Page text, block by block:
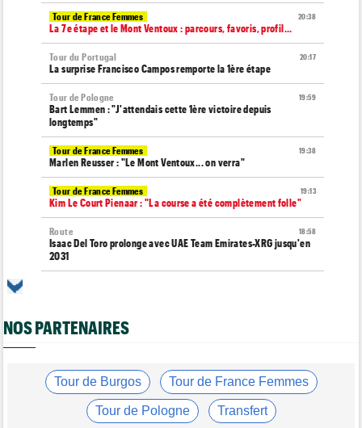
20:38
Tour de France Femmes
La 7e étape et le Mont Ventoux : parcours, favoris, profil…
20:17
Tour du Portugal
La surprise Francisco Campos remporte la 1ère étape
19:59
Tour de Pologne
Bart Lemmen : "J'attendais cette 1ère victoire depuis
longtemps"
19:38
Tour de France Femmes
Marlen Reusser : "Le Mont Ventoux... on verra"
19:13
Tour de France Femmes
Kim Le Court Pienaar : "La course a été complètement folle"
18:58
Route
Isaac Del Toro prolonge avec UAE Team Emirates-XRG jusqu'en
2031
Agenda
Tour Femmes, Pologne, Burgos… au programme de la fin de
17:53
Tour de France Femmes
Kim Le Court remporte la 6e étape ! Cédrine Kerbaol 2e
Tour de France Femmes
NOS PARTENAIRES
Tour de Burgos Tour de France Femmes
Tour de Pologne Transfert